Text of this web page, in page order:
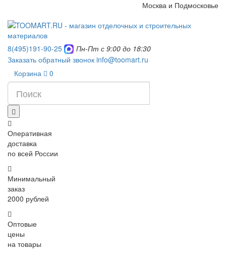
Москва и Подмосковье
8(495)191-90-25
Пн-Пт с 9:00 до 18:30
Заказать обратный звонок info@toomart.ru
Корзина
0
Оперативная
доставка
по всей России
Минимальный
заказ
2000 рублей
Оптовые
цены
на товары